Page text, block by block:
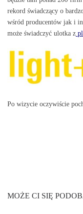
rekord świadczący o
wśród producentów jak i
może świadczyć ulotka z
Po wizycie oczywiście
MOŻE CI SIĘ